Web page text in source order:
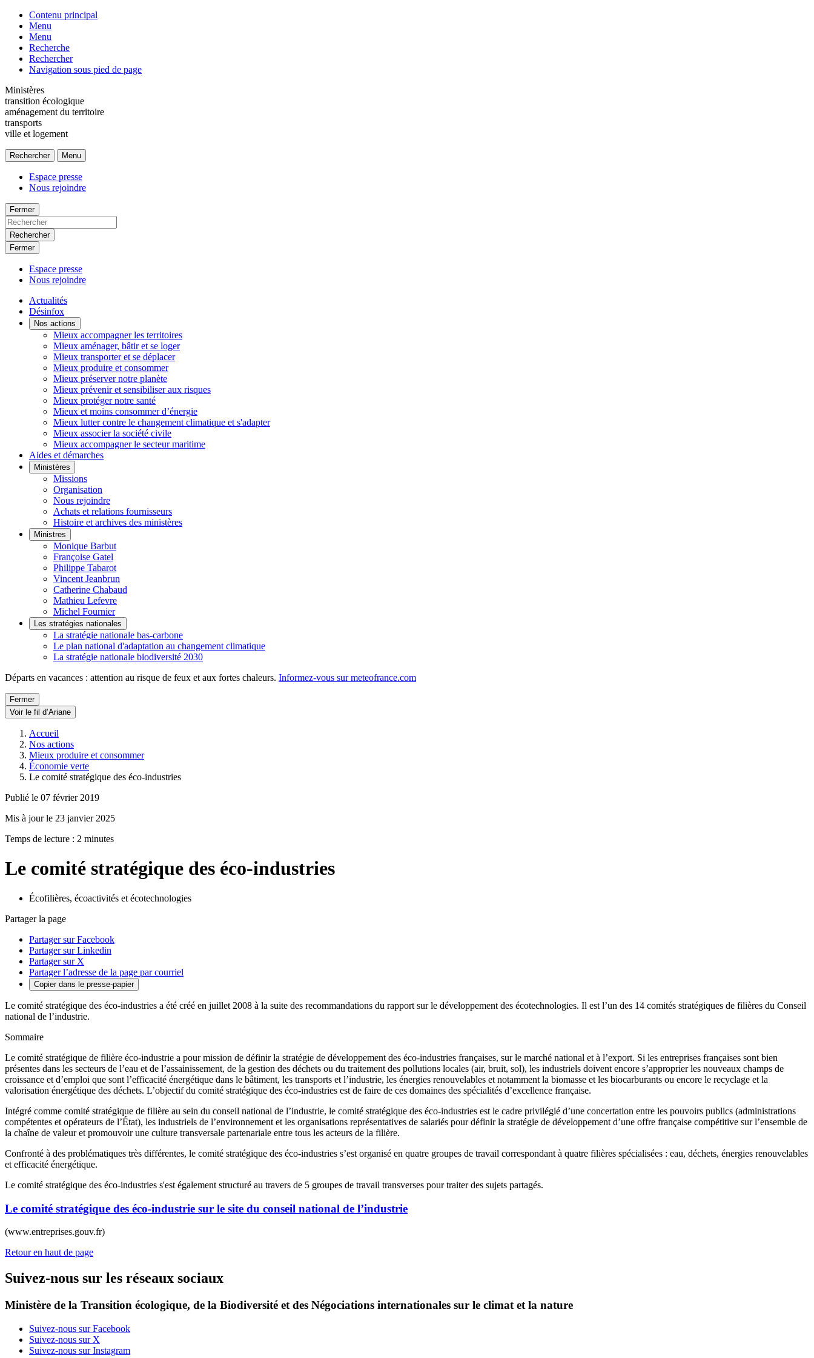
Contenu principal
Menu
Menu
Recherche
Rechercher
Navigation sous pied de page
Ministères
transition écologique
aménagement du territoire
transports
ville et logement
Rechercher Menu
Espace presse
Nous rejoindre
Fermer
Rechercher
Fermer
Espace presse
Nous rejoindre
Actualités
Désinfox
Nos actions
Mieux accompagner les territoires
Mieux aménager, bâtir et se loger
Mieux transporter et se déplacer
Mieux produire et consommer
Mieux préserver notre planète
Mieux prévenir et sensibiliser aux risques
Mieux protéger notre santé
Mieux et moins consommer d’énergie
Mieux lutter contre le changement climatique et s'adapter
Mieux associer la société civile
Mieux accompagner le secteur maritime
Aides et démarches
Ministères
Missions
Organisation
Nous rejoindre
Achats et relations fournisseurs
Histoire et archives des ministères
Ministres
Monique Barbut
Françoise Gatel
Philippe Tabarot
Vincent Jeanbrun
Catherine Chabaud
Mathieu Lefevre
Michel Fournier
Les stratégies nationales
La stratégie nationale bas-carbone
Le plan national d'adaptation au changement climatique
La stratégie nationale biodiversité 2030
Départs en vacances : attention au risque de feux et aux fortes chaleurs. Informez-vous sur meteofrance.com
Fermer
Voir le fil d’Ariane
Accueil
Nos actions
Mieux produire et consommer
Économie verte
Le comité stratégique des éco-industries
Publié le 07 février 2019
Mis à jour le 23 janvier 2025
Temps de lecture : 2 minutes
Le comité stratégique des éco-industries
Écofilières, écoactivités et écotechnologies
Partager la page
Partager sur Facebook
Partager sur Linkedin
Partager sur X
Partager l’adresse de la page par courriel
Copier dans le presse-papier
Le comité stratégique des éco-industries a été créé en juillet 2008 à la suite des recommandations du rapport sur le développement des écotechnologies. Il est l’un des 14 comités stratégiques de filières du Conseil
national de l’industrie.
Sommaire
Le comité stratégique de filière éco-industrie a pour mission de définir la stratégie de développement des éco-industries françaises, sur le marché national et à l’export. Si les entreprises françaises sont bien
présentes dans les secteurs de l’eau et de l’assainissement, de la gestion des déchets ou du traitement des pollutions locales (air, bruit, sol), les industriels doivent encore s’approprier les nouveaux champs de
croissance et d’emploi que sont l’efficacité énergétique dans le bâtiment, les transports et l’industrie, les énergies renouvelables et notamment la biomasse et les biocarburants ou encore le recyclage et la
valorisation énergétique des déchets. L’objectif du comité stratégique des éco-industries est de faire de ces domaines des spécialités d’excellence française.
Intégré comme comité stratégique de filière au sein du conseil national de l’industrie, le comité stratégique des éco-industries est le cadre privilégié d’une concertation entre les pouvoirs publics (administrations
compétentes et opérateurs de l’État), les industriels de l’environnement et les organisations représentatives de salariés pour définir la stratégie de développement d’une offre française compétitive sur l’ensemble de
la chaîne de valeur et promouvoir une culture transversale partenariale entre tous les acteurs de la filière.
Confronté à des problématiques très différentes, le comité stratégique des éco-industries s’est organisé en quatre groupes de travail correspondant à quatre filières spécialisées : eau, déchets, énergies renouvelables
et efficacité énergétique.
Le comité stratégique des éco-industries s'est également structuré au travers de 5 groupes de travail transverses pour traiter des sujets partagés.
Le comité stratégique des éco-industrie sur le site du conseil national de l’industrie
(www.entreprises.gouv.fr)
Retour en haut de page
Suivez-nous sur les réseaux sociaux
Ministère de la Transition écologique, de la Biodiversité et des Négociations internationales sur le climat et la nature
Suivez-nous sur Facebook
Suivez-nous sur X
Suivez-nous sur Instagram